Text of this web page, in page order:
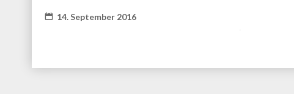
14. September 2016
: Redefinition of parameter $_ in